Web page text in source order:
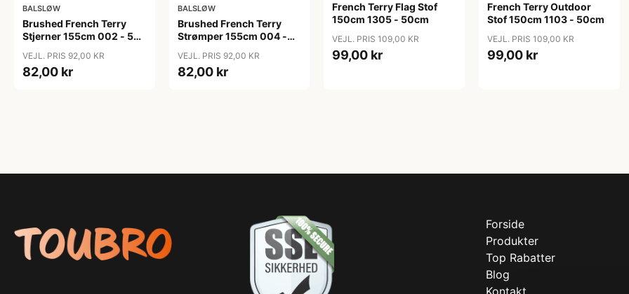
BALSLØW
Brushed French Terry
Stjerner 155cm 002 - 50
VEJL. PRIS 92,00 KR
82,00 kr
BALSLØW
Brushed French Terry
Strømper 155cm 004 -
VEJL. PRIS 92,00 KR
82,00 kr
French Terry Flag Stof
150cm 1305 - 50cm
VEJL. PRIS 109,00 KR
99,00 kr
French Terry Outdoor
Stof 150cm 1103 - 50cm
VEJL. PRIS 109,00 KR
99,00 kr
Forside
Produkter
Top Rabatter
Blog
Kontakt